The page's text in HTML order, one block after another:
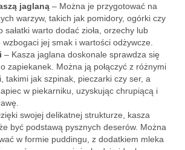
jaglaną – Można je przygotować na
warzyw, takich jak pomidory, ogórki czy
sałatki warto dodać zioła, orzechy lub
wzbogaci jej smak i wartości odżywcze.
– Kasza jaglana doskonale sprawdza się
zapiekanek. Można ją połączyć z różnymi
takimi jak szpinak, pieczarki czy ser, a
w piekarniku, uzyskując chrupiącą i
swojej delikatnej strukturze, kasza
być podstawą pysznych deserów. Można
w formie puddingu, z dodatkiem mleka